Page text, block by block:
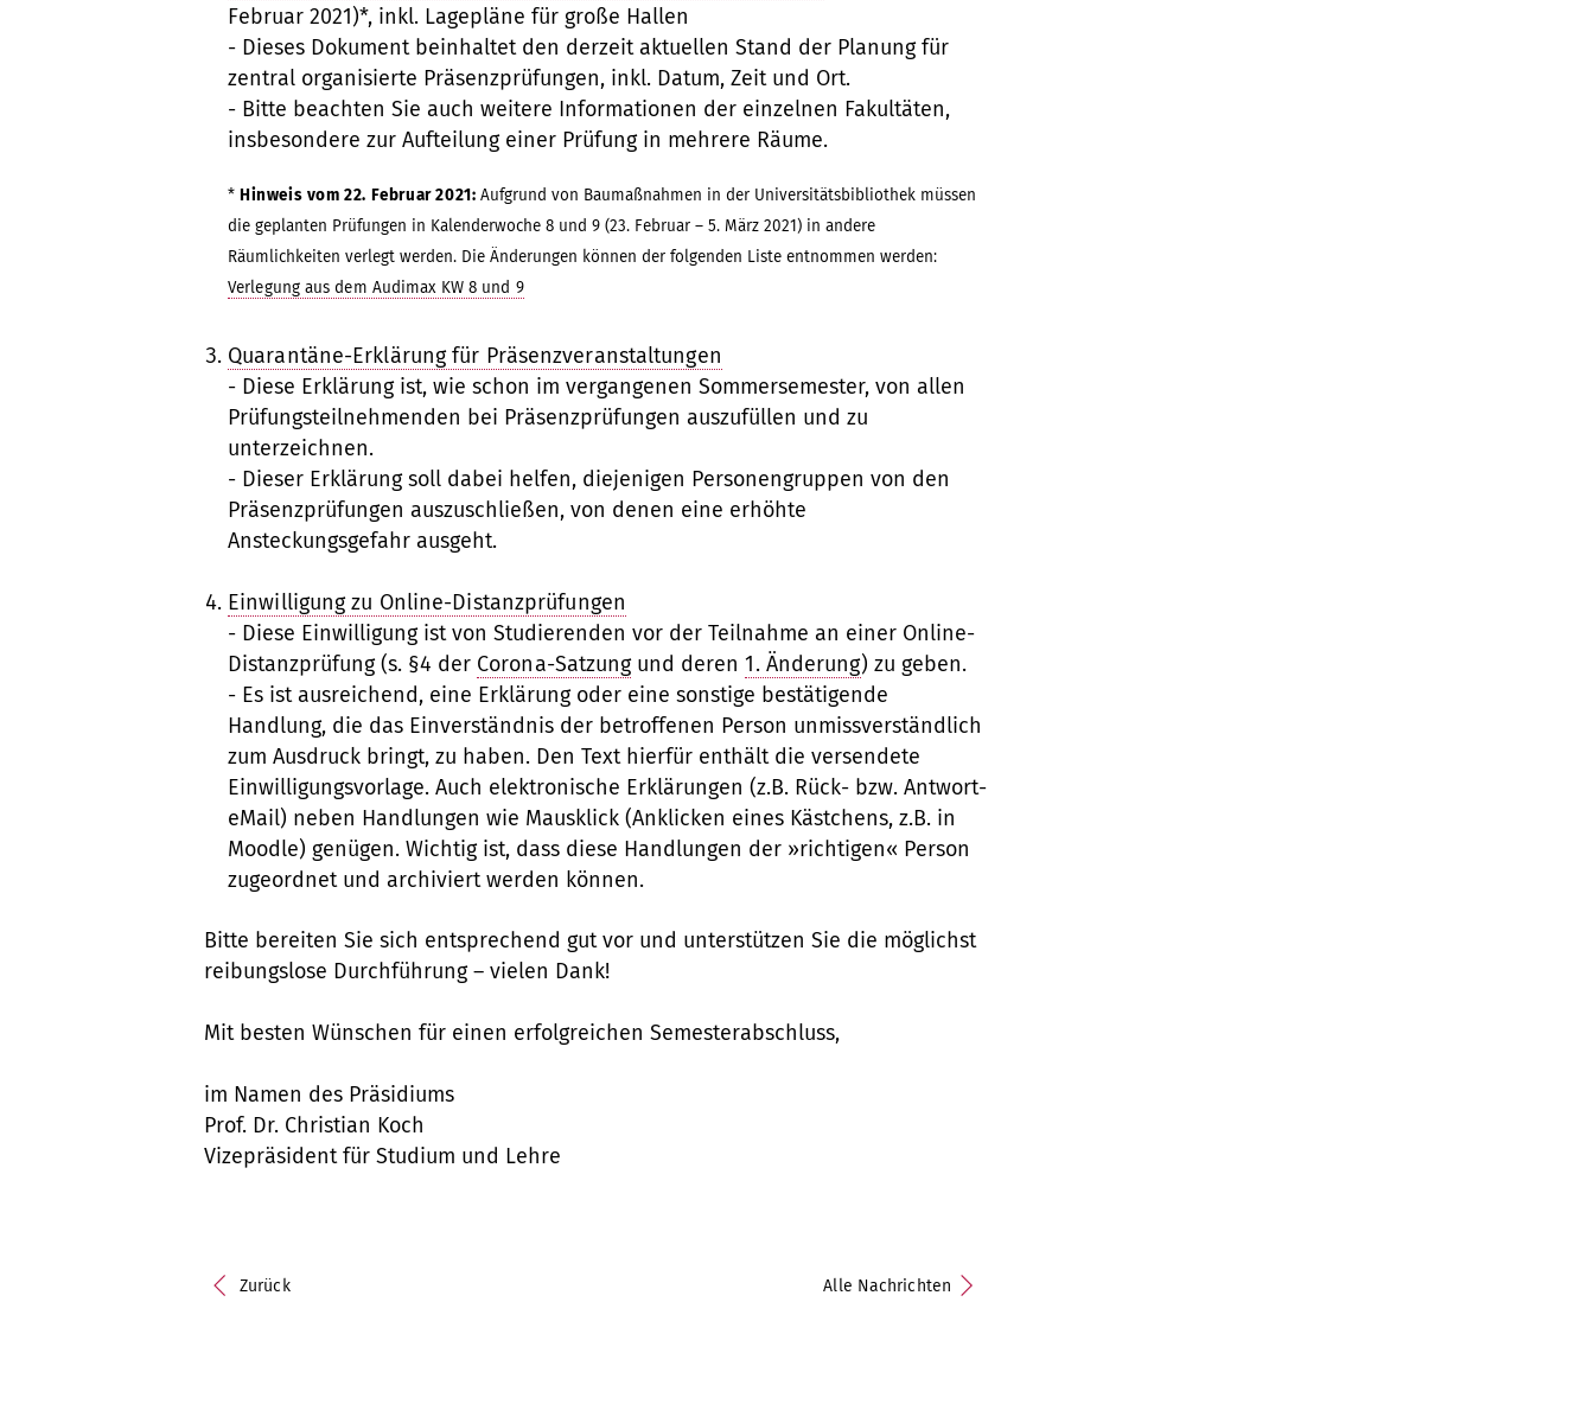
Februar 2021)*, inkl. Lagepläne für große Hallen
- Dieses Dokument beinhaltet den derzeit aktuellen Stand der Planung für
zentral organisierte Präsenzprüfungen, inkl. Datum, Zeit und Ort.
- Bitte beachten Sie auch weitere Informationen der einzelnen Fakultäten,
insbesondere zur Aufteilung einer Prüfung in mehrere Räume.
* Hinweis vom 22. Februar 2021: Aufgrund von Baumaßnahmen in der Universitätsbibliothek müssen
die geplanten Prüfungen in Kalenderwoche 8 und 9 (23. Februar – 5. März 2021) in andere
Räumlichkeiten verlegt werden. Die Änderungen können der folgenden Liste entnommen werden:
Verlegung aus dem Audimax KW 8 und 9
Quarantäne-Erklärung für Präsenzveranstaltungen
- Diese Erklärung ist, wie schon im vergangenen Sommersemester, von allen
Prüfungsteilnehmenden bei Präsenzprüfungen auszufüllen und zu
unterzeichnen.
- Dieser Erklärung soll dabei helfen, diejenigen Personengruppen von den
Präsenzprüfungen auszuschließen, von denen eine erhöhte
Ansteckungsgefahr ausgeht.
Einwilligung zu Online-Distanzprüfungen
- Diese Einwilligung ist von Studierenden vor der Teilnahme an einer Online-
Distanzprüfung (s. §4 der Corona-Satzungund deren1. Änderung) zu geben.
- Es ist ausreichend, eine Erklärung oder eine sonstige bestätigende
Handlung, die das Einverständnis der betroffenen Person unmissverständlich
zum Ausdruck bringt, zu haben. Den Text hierfür enthält die versendete
Einwilligungsvorlage. Auch elektronische Erklärungen (z.B. Rück- bzw. Antwort-
eMail) neben Handlungen wie Mausklick (Anklicken eines Kästchens, z.B. in
Moodle) genügen. Wichtig ist, dass diese Handlungen der »richtigen« Person
zugeordnet und archiviert werden können.
Bitte bereiten Sie sich entsprechend gut vor und unterstützen Sie die möglichst
reibungslose Durchführung – vielen Dank!
Mit besten Wünschen für einen erfolgreichen Semesterabschluss,
im Namen des Präsidiums
Prof. Dr. Christian Koch
Vizepräsident für Studium und Lehre
Zurück Alle Nachrichten